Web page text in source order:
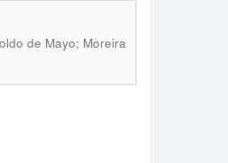
de Mayo; Moreira